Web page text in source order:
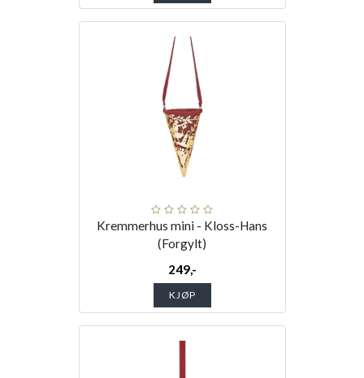
Kremmerhus mini - Kloss-Hans
(Forgylt)
249,-
KJØP